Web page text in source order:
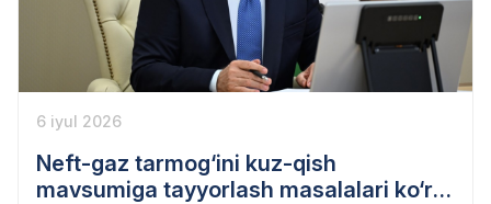
6 iyul 2026
Neft-gaz tarmog‘ini kuz-qish
mavsumiga tayyorlash masalalari ko‘rib